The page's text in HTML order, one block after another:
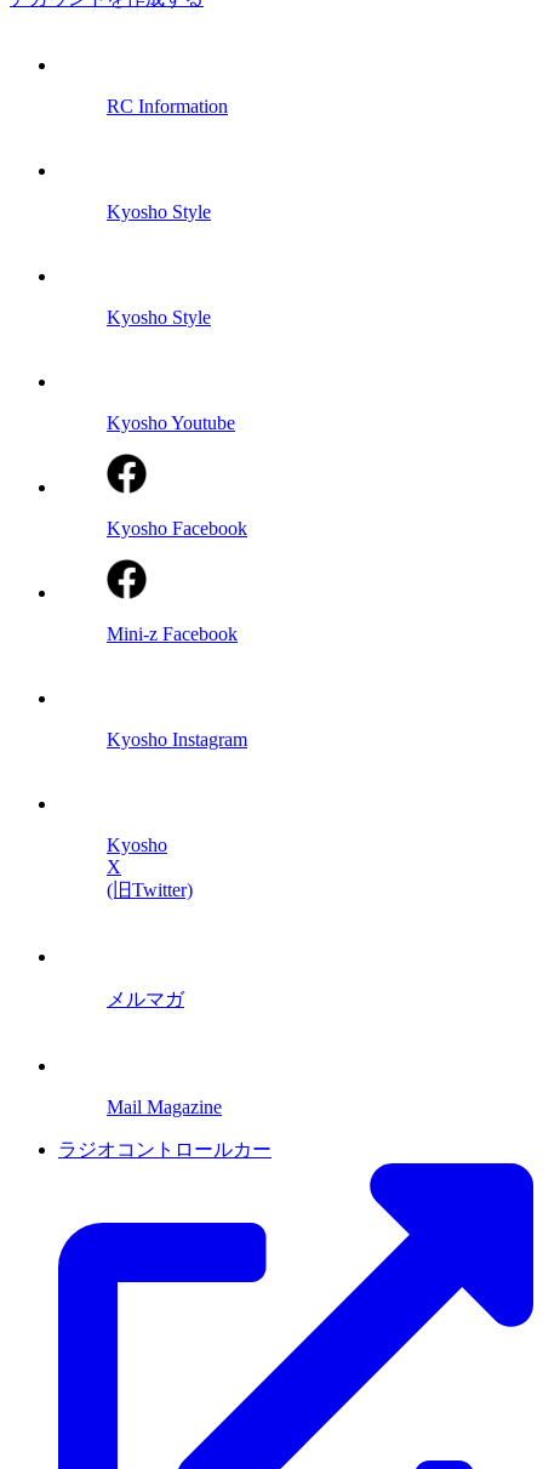
RC Information
Kyosho Style
Kyosho Style
Kyosho Youtube
Kyosho Facebook
Mini-z Facebook
Kyosho Instagram
Kyosho
X
(旧Twitter)
メルマガ
Mail Magazine
ラジオコントロールカー